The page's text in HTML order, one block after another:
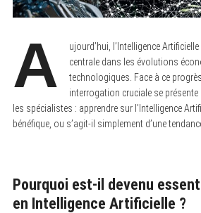
A
ujourd’hui, l’Intelligence
centrale dans les évolutions
technologiques. Face à ce
interrogation cruciale se
les spécialistes : apprendre sur l’Intelligence
bénéfique, ou s’agit-il simplement d’une
Pourquoi est-il devenu
en Intelligence Artificielle ?